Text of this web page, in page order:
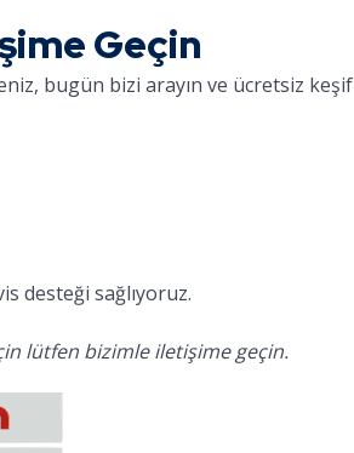
Geçin
bugün bizi arayın ve ücretsiz keşif
desteği sağlıyoruz.
lütfen bizimle iletişime geçin.